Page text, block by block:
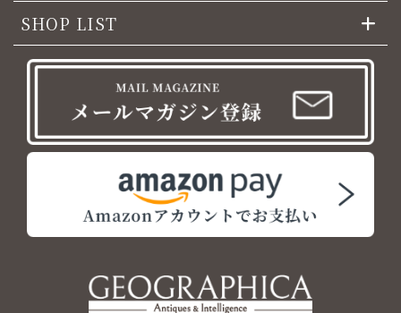
SHOP LIST